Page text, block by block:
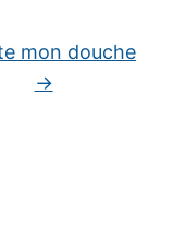
mon douche
→